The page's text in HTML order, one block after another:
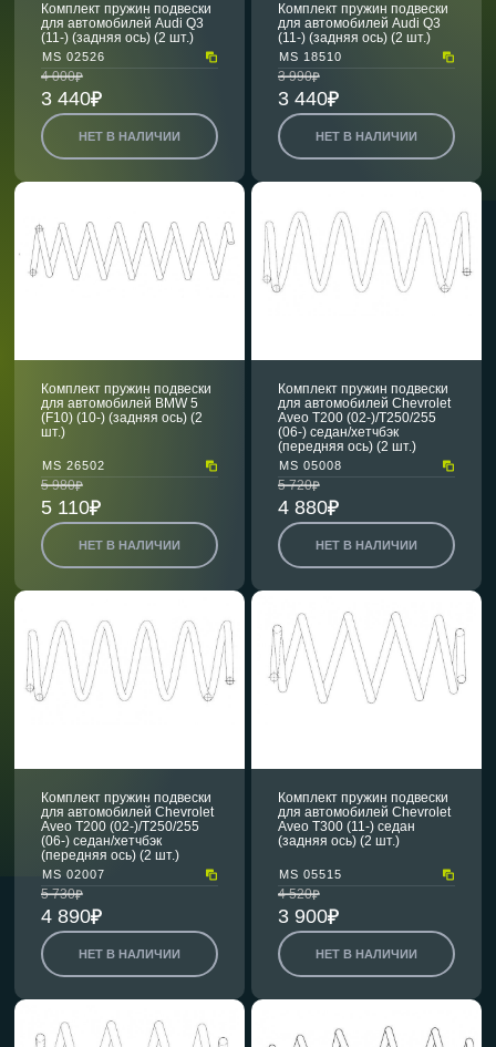
Комплект пружин подвески
для автомобилей Audi Q3
(11-) (задняя ось) (2 шт.)
MS 02526
4 000
3 440
НЕТ В НАЛИЧИИ
Комплект пружин подвески
для автомобилей Audi Q3
(11-) (задняя ось) (2 шт.)
MS 18510
3 990
3 440
НЕТ В НАЛИЧИИ
Комплект пружин подвески
для автомобилей BMW 5
(F10) (10-) (задняя ось) (2
шт.)
MS 26502
5 980
5 110
НЕТ В НАЛИЧИИ
Комплект пружин подвески
для автомобилей Chevrolet
Aveo T200 (02-)/T250/255
(06-) седан/хетчбэк
(передняя ось) (2 шт.)
MS 05008
5 720
4 880
НЕТ В НАЛИЧИИ
Комплект пружин подвески
для автомобилей Chevrolet
Aveo T200 (02-)/T250/255
(06-) седан/хетчбэк
(передняя ось) (2 шт.)
MS 02007
5 730
4 890
НЕТ В НАЛИЧИИ
Комплект пружин подвески
для автомобилей Chevrolet
Aveo T300 (11-) седан
(задняя ось) (2 шт.)
MS 05515
4 520
3 900
НЕТ В НАЛИЧИИ